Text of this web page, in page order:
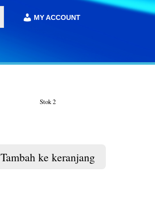
MY ACCOUNT
MY ACCOUNT
Stok 2
Tambah ke keranjang